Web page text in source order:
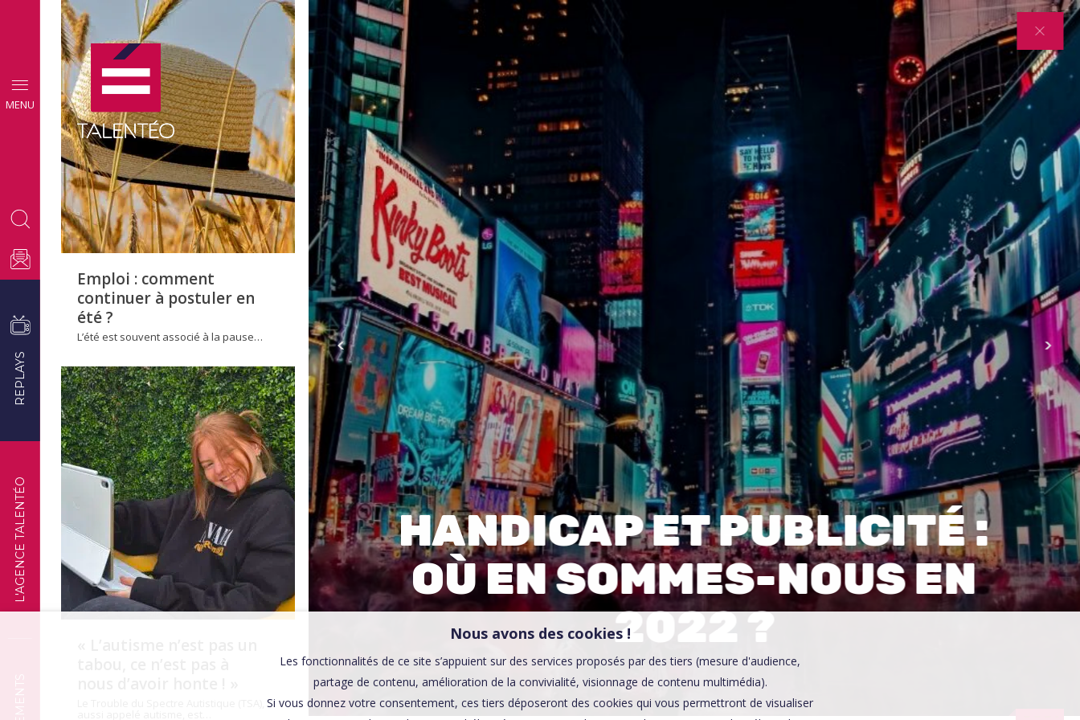
MENU
L'AGENCE TALENTÉO
REPLAYS
CONSEILS
EMPLOI
Emploi : comment
continuer à postuler en
été ?
L’été est souvent associé à la pause…
TÉMOIGNAGES
HANDICAP ET PUBLICITÉ :
OÙ EN SOMMES-NOUS EN
2022 ?
Affaires sensibles
00:00
Nous avons des cookies !
Les fonctionnalités de ce site s’appuient sur des services proposés par des tiers (mesure d'audience,
partage de contenu, amélioration de la convivialité, visionnage de contenu multimédia).
Si vous donnez votre consentement, ces tiers déposeront des cookies qui vous permettront de visualiser